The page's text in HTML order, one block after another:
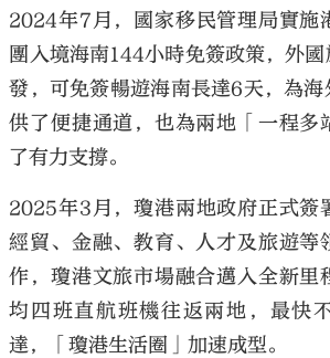
2024年7月，國家移民管理局實施
團入境海南144小時免簽政策，外
發，可免簽暢遊海南長達6天，為
供了便捷通道，也為兩地「一程多
了有力支撐。
2025年3月，瓊港兩地政府正式簽
經貿、金融、教育、人才及旅遊等
作，瓊港文旅市場融合邁入全新里
均四班直航班機往返兩地，最快
達，「瓊港生活圈」加速成型。